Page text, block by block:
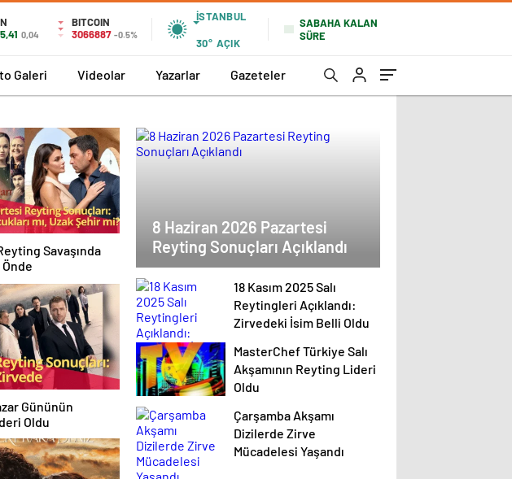
0,04
BITCOIN
3066887 -0.5%
İSTANBUL
30° AÇIK
SABAHA KALAN
SÜRE
Galeri Videolar Yazarlar Gazeteler
Savaşında
Gününün
Oldu
8 Haziran 2026 Pazartesi
Reyting Sonuçları Açıklandı
18 Kasım 2025 Salı
Reytingleri Açıklandı:
Zirvedeki İsim Belli Oldu
MasterChef Türkiye Salı
Akşamının Reyting Lideri
Oldu
Çarşamba Akşamı
Dizilerde Zirve
Mücadelesi Yaşandı